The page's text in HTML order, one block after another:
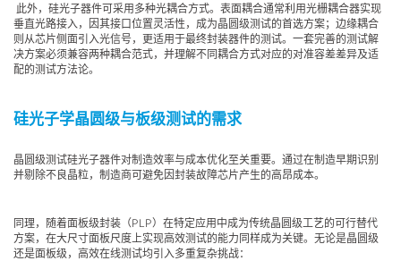
此外，硅光子器件可采用多种光耦合方式。表面耦合通常利用光栅耦合器实现
垂直光路接入，因其接口位置灵活性，成为晶圆级测试的首选方案；边缘耦合
则从芯片侧面引入光信号，更适用于最终封装器件的测试。一套完善的测试解
决方案必须兼容两种耦合范式，并理解不同耦合方式对应的对准容差差异及适
配的测试方法论。
硅光子学晶圆级与板级测试的需求
晶圆级测试硅光子器件对制造效率与成本优化至关重要。通过在制造早期识别
并剔除不良晶粒，制造商可避免因封装故障芯片产生的高昂成本。
同理，随着面板级封装（PLP）在特定应用中成为传统晶圆级工艺的可行替代
方案，在大尺寸面板尺度上实现高效测试的能力同样成为关键。无论是晶圆级
还是面板级，高效在线测试均引入多重复杂挑战：